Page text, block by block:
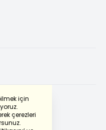
için
çerezleri